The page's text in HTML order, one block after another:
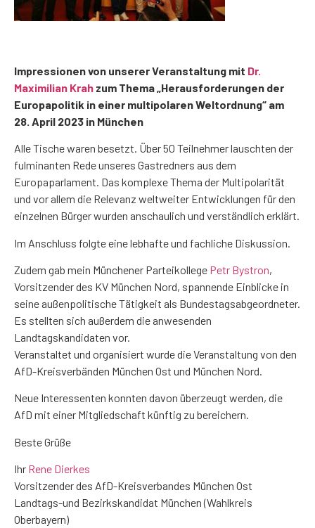
Impressionen von unserer Veranstaltung mit Dr.
Maximilian Krah zum Thema „Herausforderungen der
Europapolitik in einer multipolaren Weltordnung“ am
28. April 2023 in München
Alle Tische waren besetzt. Über 50 Teilnehmer lauschten der
fulminanten Rede unseres Gastredners aus dem
Europaparlament. Das komplexe Thema der Multipolarität
und vor allem die Relevanz weltweiter Entwicklungen für den
einzelnen Bürger wurden anschaulich und verständlich erklärt.
Im Anschluss folgte eine lebhafte und fachliche Diskussion.
Zudem gab mein Münchener Parteikollege Petr Bystron,
Vorsitzender des KV München Nord, spannende Einblicke in
seine außenpolitische Tätigkeit als Bundestagsabgeordneter.
Es stellten sich außerdem die anwesenden
Landtagskandidaten vor.
Veranstaltet und organisiert wurde die Veranstaltung von den
AfD-Kreisverbänden München Ost und München Nord.
Neue Interessenten konnten davon überzeugt werden, die
AfD mit einer Mitgliedschaft künftig zu bereichern.
Beste Grüße
Ihr Rene Dierkes
Vorsitzender des AfD-Kreisverbandes München Ost
Landtags-und Bezirkskandidat München (Wahlkreis
Oberbayern)